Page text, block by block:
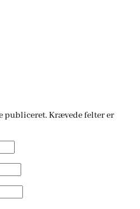
publiceret.Krævede felter er